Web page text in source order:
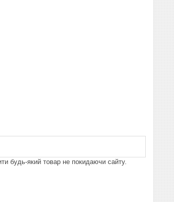
будь-який товар не покидаючи сайту.